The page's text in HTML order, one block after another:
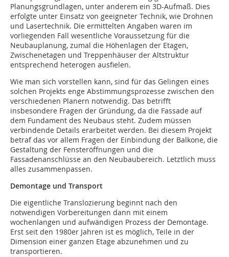
Planungsgrundlagen, unter anderem ein 3D-Aufmaß. Dies
erfolgte unter Einsatz von geeigneter Technik, wie Drohnen
und Lasertechnik. Die ermittelten Angaben waren im
vorliegenden Fall wesentliche Voraussetzung für die
Neubauplanung, zumal die Höhenlagen der Etagen,
Zwischenetagen und Treppenhäuser der Altstruktur
entsprechend heterogen ausfielen.
Wie man sich vorstellen kann, sind für das Gelingen eines
solchen Projekts enge Abstimmungsprozesse zwischen den
verschiedenen Planern notwendig. Das betrifft
insbesondere Fragen der Gründung, da die Fassade auf
dem Fundament des Neubaus steht. Zudem müssen
verbindende Details erarbeitet werden. Bei diesem Projekt
betraf das vor allem Fragen der Einbindung der Balkone, die
Gestaltung der Fensteröffnungen und die
Fassadenanschlüsse an den Neubaubereich. Letztlich muss
alles zusammenpassen.
Demontage und Transport
Die eigentliche Translozierung beginnt nach den
notwendigen Vorbereitungen dann mit einem
wochenlangen und aufwändigen Prozess der Demontage.
Erst seit den 1980er Jahren ist es möglich, Teile in der
Dimension einer ganzen Etage abzunehmen und zu
transportieren.